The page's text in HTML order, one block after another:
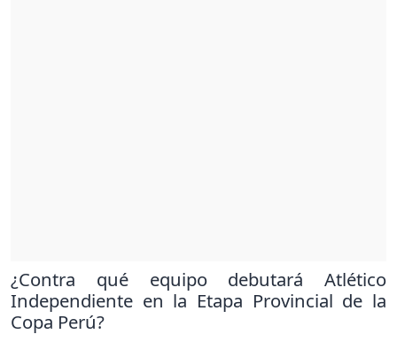
¿Contra qué equipo debutará Atlético
Independiente en la Etapa Provincial de la
Copa Perú?